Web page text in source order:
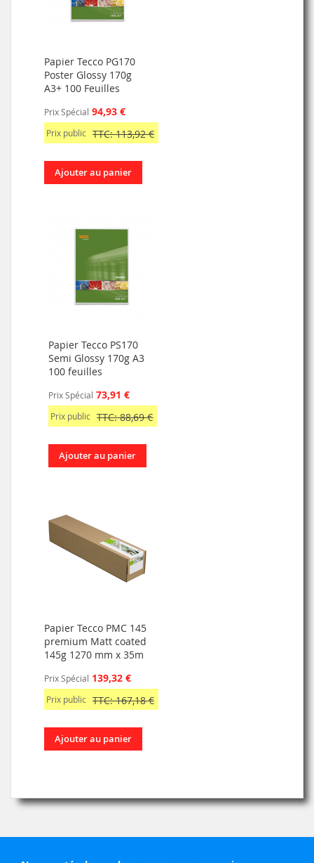
Papier Tecco PG170
Poster Glossy 170g
A3+ 100 Feuilles
Prix Spécial 94,93 €
Prix public TTC: 113,92 €
Ajouter au panier
Papier Tecco PS170
Semi Glossy 170g A3
100 feuilles
Prix Spécial 73,91 €
Prix public TTC: 88,69 €
Ajouter au panier
Papier Tecco PMC 145
premium Matt coated
145g 1270 mm x 35m
Prix Spécial 139,32 €
Prix public TTC: 167,18 €
Ajouter au panier